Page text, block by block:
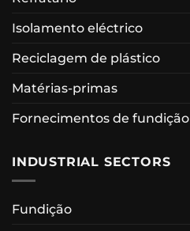
Isolamento eléctrico
Reciclagem de plástico
Matérias-primas
Fornecimentos de fundição
INDUSTRIAL SECTORS
Fundição